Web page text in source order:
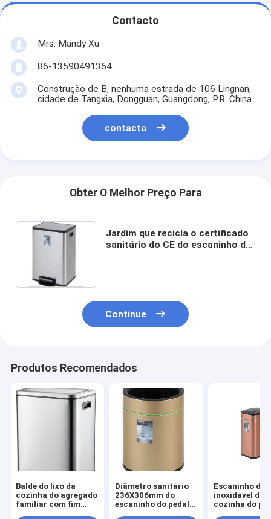
Contacto
Mrs. Mandy Xu
86-13590491364
Construção de B, nenhuma estrada de 106 Lingnan,
cidade de Tangxia, Dongguan, Guangdong, P.R. China
contacto
Obter O Melhor Preço Para
Jardim que recicla o certificado
sanitário do CE do escaninho do
Continue
Produtos Recomendados
Balde do lixo da
cozinha do agregado
familiar com fim
Diâmetro sanitário
236X306mm do
escaninho do pedal
Escaninho de
inoxidável da
cozinha do